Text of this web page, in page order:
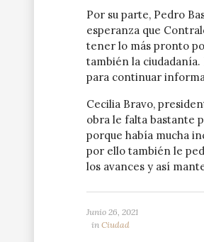
Por su parte, Pedro
esperanza que
tener lo más pronto
también la
para continuar
Cecilia Bravo,
obra le falta bastante
porque había mucha
por ello también le
los avances y así
Junio 26, 2021
in Ciudad